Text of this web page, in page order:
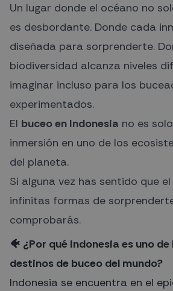
Un lugar donde el océano no
es desbordante. Donde cada
diseñada para sorprenderte.
biodiversidad alcanza niveles
imaginar incluso para los
experimentados.
El buceo en Indonesia no es
inmersión en uno de los
del planeta.
Si alguna vez has sentido que
infinitas formas de
comprobarás.
🐠 ¿Por qué Indonesia es uno
destinos de buceo del mundo?
Indonesia se encuentra en el